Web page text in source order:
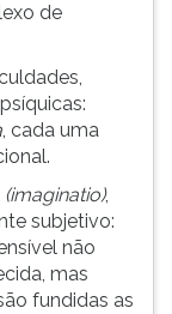
de
, cada uma
(imaginatio),
subjetivo:
não
mas
fundidas as